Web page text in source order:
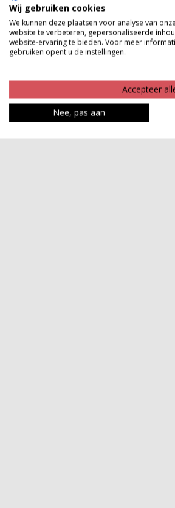
Wij gebruiken cookies
We kunnen deze plaatsen voor analyse van
website te verbeteren, gepersonaliseerde
website-ervaring te bieden. Voor meer
gebruiken opent u de instellingen.
Accepteer
Nee, pas aan